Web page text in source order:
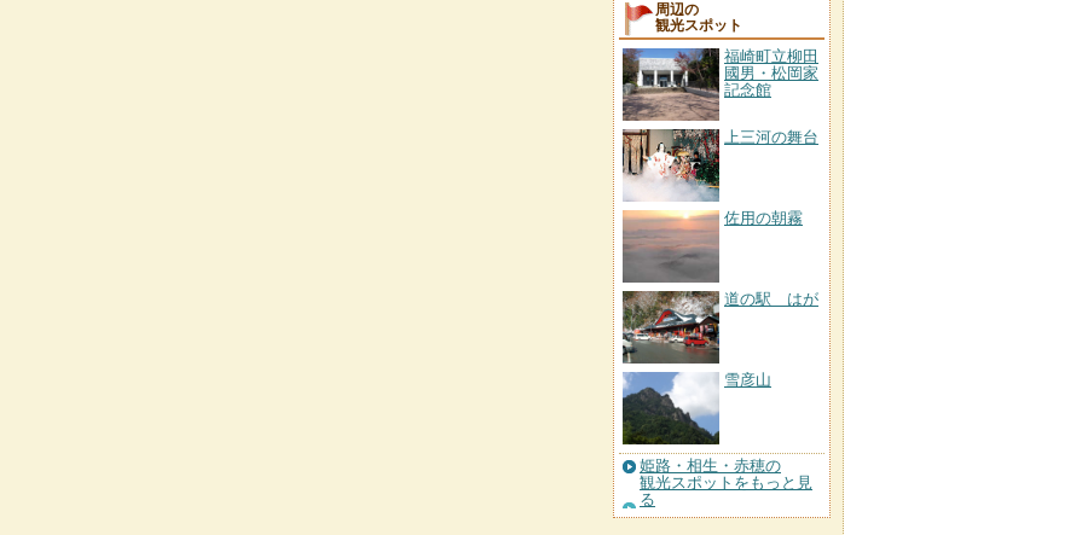
周辺の
観光スポット
福崎町立柳田
國男・松岡家
記念館
上三河の舞台
佐用の朝霧
道の駅 はが
雪彦山
姫路・相生・赤穂の
観光スポットをもっと見
る